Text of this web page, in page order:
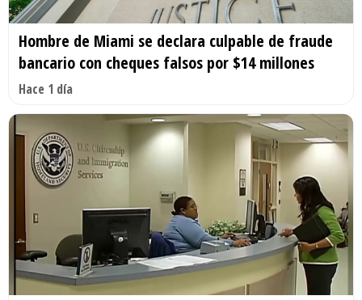
Hombre de Miami se declara culpable de fraude
bancario con cheques falsos por $14 millones
Hace 1 día